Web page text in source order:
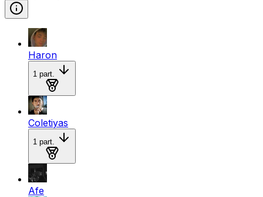
Haron
1 part.
Medalla de oro
Coletiyas
1 part.
Medalla de plata
Afe